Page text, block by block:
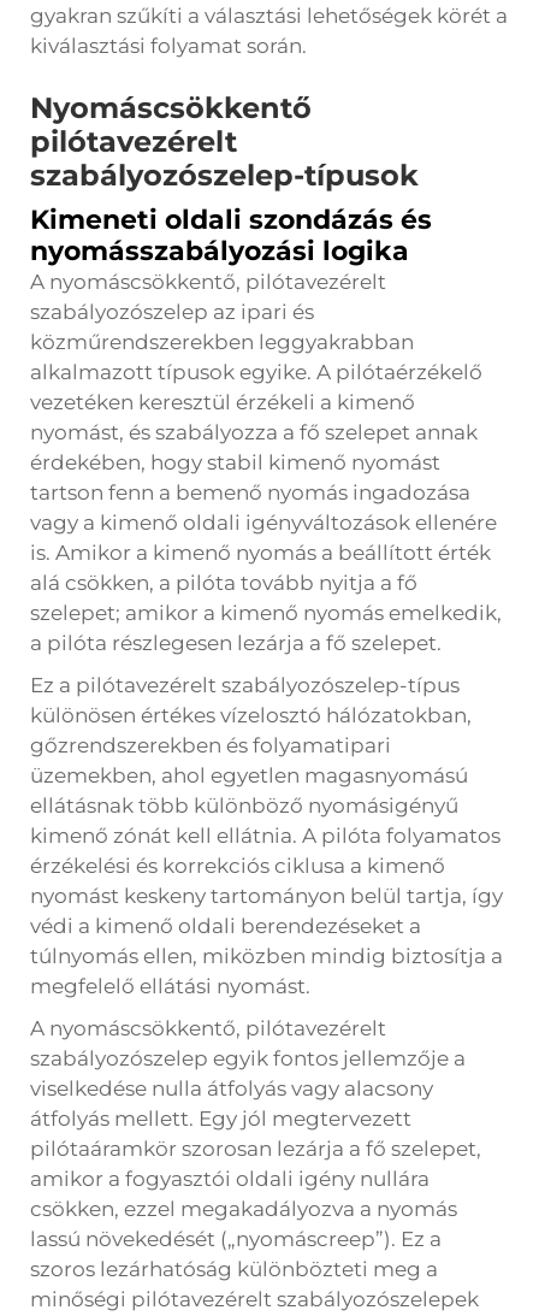
gyakran szűkíti a választási lehetőségek körét a
kiválasztási folyamat során.
Nyomáscsökkentő
pilótavezérelt
szabályozószelep-típusok
Kimeneti oldali szondázás és
nyomásszabályozási logika
A nyomáscsökkentő, pilótavezérelt
szabályozószelep az ipari és
közműrendszerekben leggyakrabban
alkalmazott típusok egyike. A pilótaérzékelő
vezetéken keresztül érzékeli a kimenő
nyomást, és szabályozza a fő szelepet annak
érdekében, hogy stabil kimenő nyomást
tartson fenn a bemenő nyomás ingadozása
vagy a kimenő oldali igényváltozások ellenére
is. Amikor a kimenő nyomás a beállított érték
alá csökken, a pilóta tovább nyitja a fő
szelepet; amikor a kimenő nyomás emelkedik,
a pilóta részlegesen lezárja a fő szelepet.
Ez a pilótavezérelt szabályozószelep-típus
különösen értékes vízelosztó hálózatokban,
gőzrendszerekben és folyamatipari
üzemekben, ahol egyetlen magasnyomású
ellátásnak több különböző nyomásigényű
kimenő zónát kell ellátnia. A pilóta folyamatos
érzékelési és korrekciós ciklusa a kimenő
nyomást keskeny tartományon belül tartja, így
védi a kimenő oldali berendezéseket a
túlnyomás ellen, miközben mindig biztosítja a
megfelelő ellátási nyomást.
A nyomáscsökkentő, pilótavezérelt
szabályozószelep egyik fontos jellemzője a
viselkedése nulla átfolyás vagy alacsony
átfolyás mellett. Egy jól megtervezett
pilótaáramkör szorosan lezárja a fő szelepet,
amikor a fogyasztói oldali igény nullára
csökken, ezzel megakadályozva a nyomás
lassú növekedését („nyomáscreep”). Ez a
szoros lezárhatóság különbözteti meg a
minőségi pilótavezérelt szabályozószelepek